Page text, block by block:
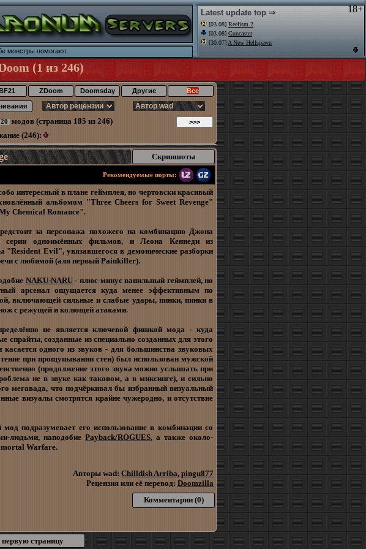
18+
Latest update top ⇒
[03.08] Reelism 2
[03.08] Guncaster
[30.07] A New Hellspawn
монстры помогают.
(1 из 246)
ZDoom Doomsday Другие Все
20 модов (страница 185 из 246)
(246):
Скриншоты
Рекомендуемые порты:
интересный в плане геймплея, но чертовски красивый
альбомом "Three Cheers for Sweet Revenge"
Chemical Romance".
за персонажа похожего на комбинацию Джона
серии одноимённых фильмов, и Леона Кеннеди из
"Resident Evil", увязавшегося в демонические разборки
с любимой (аля первый Painkiller).
NAKU-NARU- плюс-минус ванильный геймплей, но
арсенал ощущается куда менее эффективным по
включающей сильные и слабые удары, пинки, пинки в
с режущей и колющей атаками.
не является ключевой фишкой мода - куда
спрайты, созданные из специально созданных для этого
касается одного из звуков - для большинства звуковых
при прощупывании стен) был использован мужской
(продолжение этого звука можно услышать при
не в звуке как таковом, а в миксинге), и сильно
мегавада, что подчёркивал бы избранный визуальный
визуалы смотрятся крайне чужеродно, и отсутствие
подразумевает его использование в комбинации со
людьми, наподобие Payback/ROGUES, а также около-
Warfare.
Авторы wad: Chilldish Arriba, pingu877
Рецензия или её перевод: Doomzilla
Комментарии (0)